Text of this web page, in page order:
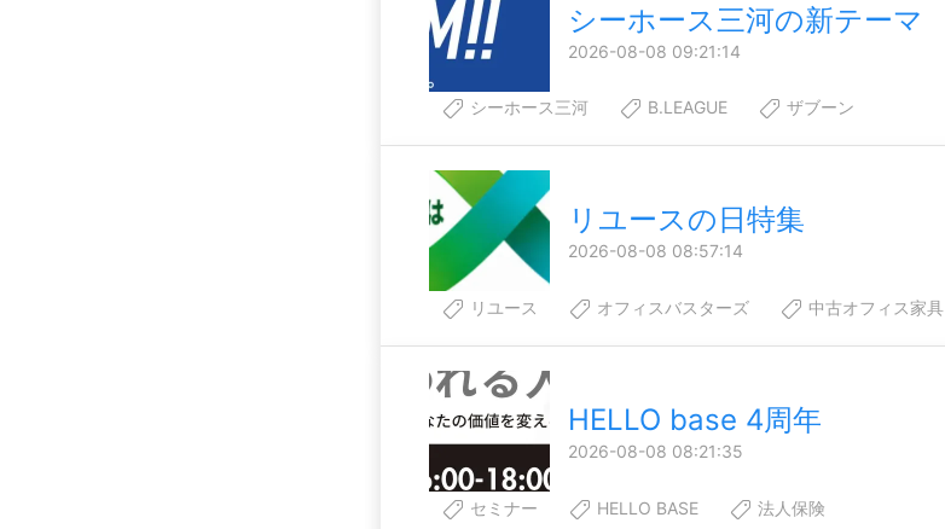
シーホース三河の新テーマ
2026-08-08 09:21:14
シーホース三河 B.LEAGUE ザブーン
リユースの日特集
2026-08-08 08:57:14
リユース オフィスバスターズ 中古オフィス家具
HELLO base 4周年
2026-08-08 08:21:35
セミナー HELLO BASE 法人保険